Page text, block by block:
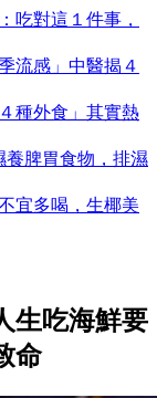
吃對這１件事，
流感」中醫揭４
種外食」其實熱
養脾胃食物，排濕
宜多喝，生椰美
生吃海鮮要
命